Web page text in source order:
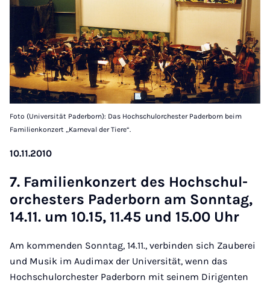
Foto (Universität Paderborn): Das Hochschulorchester Paderborn beim
Familienkonzert „Karneval der Tiere“.
10.11.2010
7. Fa­mi­li­en­kon­zert des Hoch­schu­l­
or­ches­ters Pa­der­born am Sonn­tag,
14.11. um 10.15, 11.45 und 15.00 Uhr
Am kommenden Sonntag, 14.11., verbinden sich Zauberei
und Musik im Audimax der Universität, wenn das
Hochschulorchester Paderborn mit seinem Dirigenten